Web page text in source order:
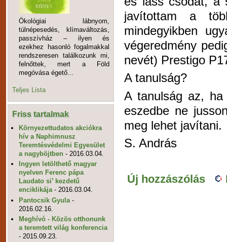
Ökológiai lábnyom,
túlnépesedés, klímaváltozás,
passzívház – ilyen és
ezekhez hasonló fogalmakkal
rendszeresen találkozunk mi,
felnőttek, mert a Föld
megóvása égető...
Teljes Lista
Friss tartalmak
Környezettudatos akciókra
hív a Naphimnusz
Teremtésvédelmi Egyesület
a nagyböjtben - 2016.03.04.
Ingyen letölthető magyar
nyelven Ferenc pápa
Laudato si’ kezdetű
enciklikája - 2016.03.04.
Pantocsik Gyula -
2016.02.16.
Meghívó - Közös otthonunk
a teremtett világ konferencia
- 2015.09.23.
javítottam a
mindegyikben
végeredmény
nevét) Prestigo
A tanulság?
A tanulság az, ha
eszedbe ne
meg lehet javítani.
S. András
Új hozzászólás